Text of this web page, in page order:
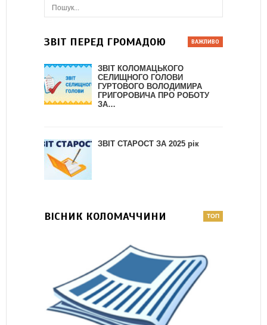
ЗВІТ ПЕРЕД ГРОМАДОЮ
ЗВІТ КОЛОМАЦЬКОГО
СЕЛИЩНОГО ГОЛОВИ
ГУРТОВОГО ВОЛОДИМИРА
ГРИГОРОВИЧА ПРО РОБОТУ
ЗА…
ЗВІТ СТАРОСТ ЗА 2025 рік
ВІСНИК КОЛОМАЧЧИНИ